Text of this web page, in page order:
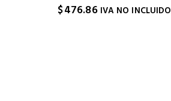
$476.86 IVA NO INCLUIDO